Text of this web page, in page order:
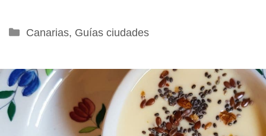
Categorías
Canarias, Guías ciudades